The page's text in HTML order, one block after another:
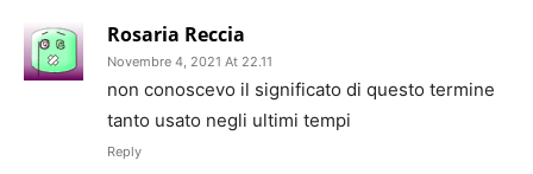
Rosaria Reccia
Novembre 4, 2021 At 22.11
non conoscevo il significato di questo termine
tanto usato negli ultimi tempi
Reply